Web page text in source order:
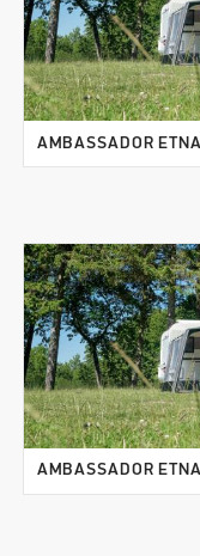
AMBASSADOR
AMBASSADOR